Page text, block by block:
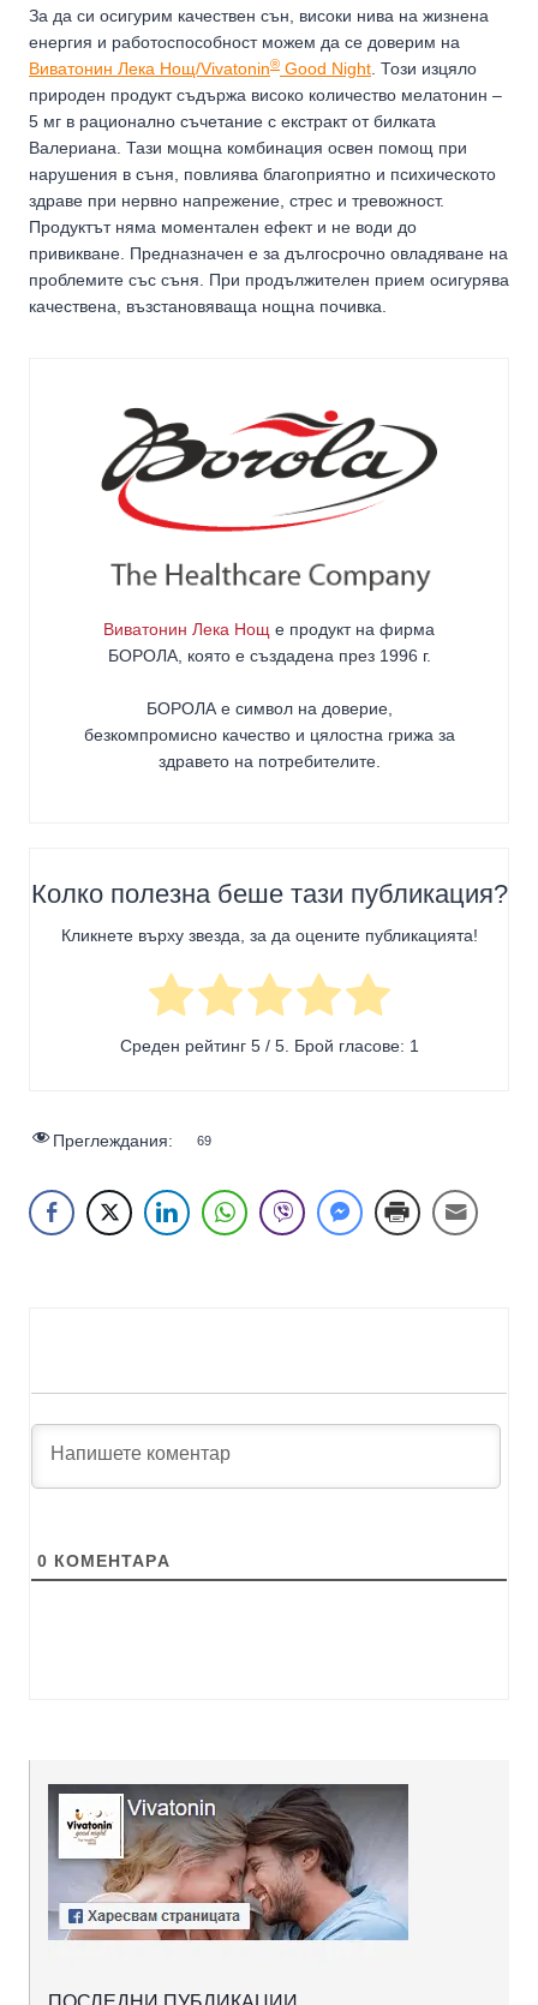
За да си осигурим качествен сън, високи нива на жизнена
енергия и работоспособност можем да се доверим на
Виватонин Лека Нощ/Vivatonin® Good Night . Този изцяло
природен продукт съдържа високо количество мелатонин –
5 мг в рационално съчетание с екстракт от билката
Валериана. Тази мощна комбинация освен помощ при
нарушения в съня, повлиява благоприятно и психическото
здраве при нервно напрежение, стрес и тревожност.
Продуктът няма моментален ефект и не води до
привикване. Предназначен е за дългосрочно овладяване на
проблемите със съня. При продължителен прием осигурява
качествена, възстановяваща нощна почивка.
Виватонин Лека Нощ е продукт на фирма
БОРОЛА, която е създадена през 1996 г.
БОРОЛА е символ на доверие,
безкомпромисно качество и цялостна грижа за
здравето на потребителите.
Колко полезна беше тази публикация?
Кликнете върху звезда, за да оцените публикацията!
Среден рейтинг 5/ 5. Брой гласове: 1
Преглеждания: 69
0 КОМЕНТАРA